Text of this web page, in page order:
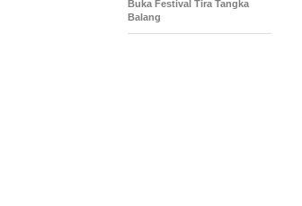
Buka Festival Tira Tangka
Balang